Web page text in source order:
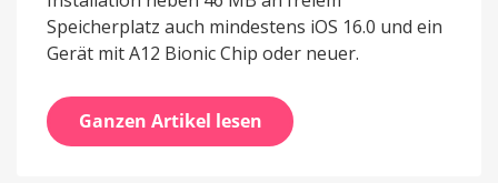
Speicherplatz auch mindestens iOS 16.0 und ein
Gerät mit A12 Bionic Chip oder neuer.
Ganzen Artikel lesen